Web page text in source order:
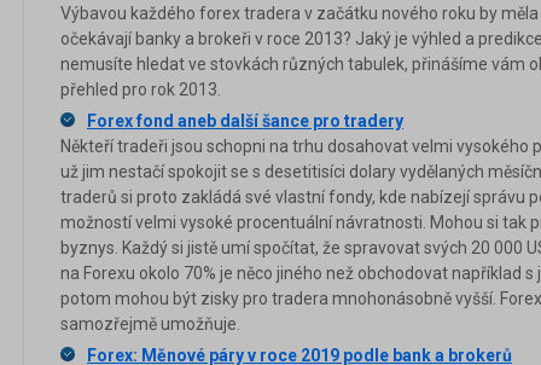
Výbavou každého forex tradera v začátku nového roku by
očekávají banky a brokeři v roce 2013? Jaký je výhled a
nemusíte hledat ve stovkách různých tabulek, přinášíme vám
přehled pro rok 2013.
Forex fond aneb další šance pro tradery
Někteří tradeři jsou schopni na trhu dosahovat velmi vysokého
už jim nestačí spokojit se s desetitisíci dolary vydělaných
traderů si proto zakládá své vlastní fondy, kde nabízejí správu
možností velmi vysoké procentuální návratnosti. Mohou si tak
byznys. Každý si jistě umí spočítat, že spravovat svých 20 000
na Forexu okolo 70% je něco jiného než obchodovat například
potom mohou být zisky pro tradera mnohonásobně vyšší.
samozřejmě umožňuje.
Forex: Měnové páry v roce 2019 podle bank a brokerů